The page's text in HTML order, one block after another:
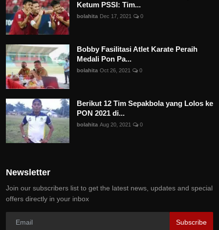
Ketum PSSI: Tim...
bolahita Dec 17, 2021 0
Bobby Fasilitasi Atlet Karate Peraih
Medali Pon Pa...
bolahita Oct 26, 2021 0
Berikut 12 Tim Sepakbola yang Lolos ke
PON 2021 di...
bolahita Aug 20, 2021 0
Newsletter
Join our subscribers list to get the latest news, updates and special
offers directly in your inbox
Subscribe